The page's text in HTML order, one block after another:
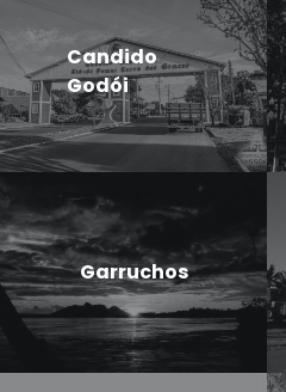
Candido
Godói
Garruchos